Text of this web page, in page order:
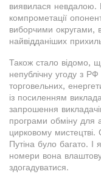
виявилася невдалою.
компрометації
виборчими округами,
найвідданіших
Також стало відомо,
непублічну угоду з
торговельних,
із посиленням
запрошення
програми обміну для
цирковому
Путіна було багато. І
номери вона
здогадуватися.